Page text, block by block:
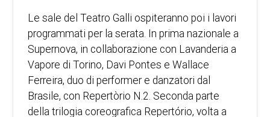
Le sale del Teatro Galli ospiteranno poi i lavori
programmati per la serata. In prima nazionale a
Supernova, in collaborazione con Lavanderia a
Vapore di Torino, Davi Pontes e Wallace
Ferreira, duo di performer e danzatori dal
Brasile, con Repertòrio N.2. Seconda parte
della trilogia coreografica Repertório, volta a